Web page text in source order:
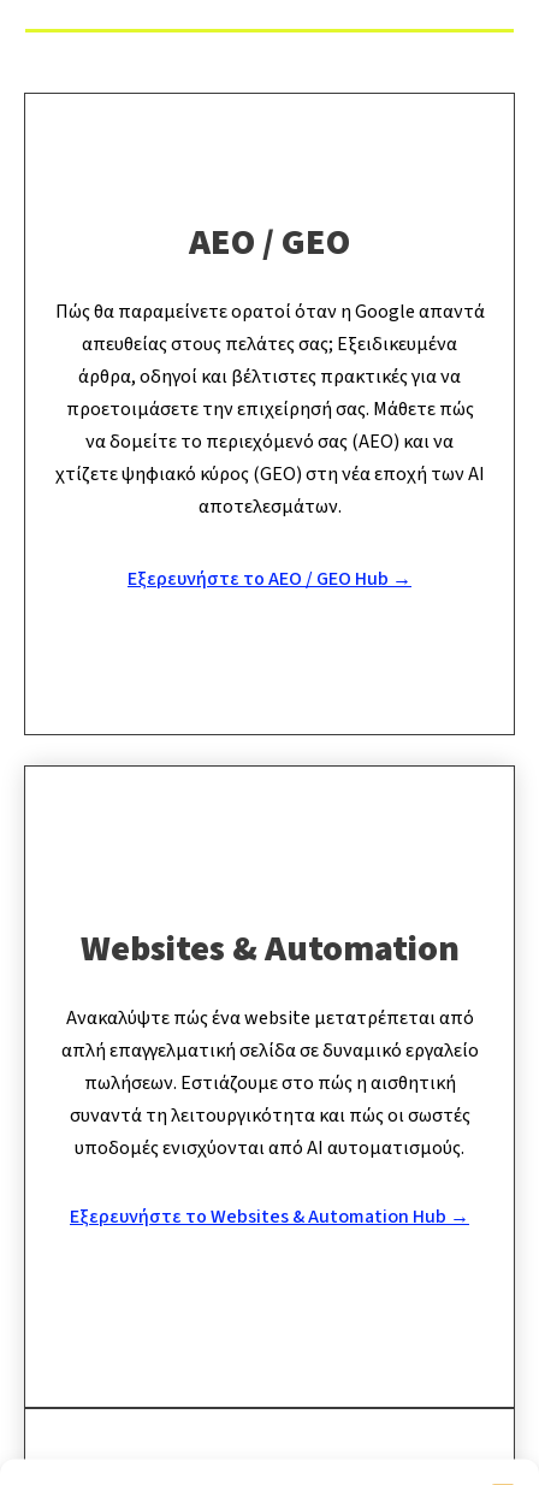
AEO / GEO
Πώς θα παραμείνετε ορατοί όταν η Google απαντά
απευθείας στους πελάτες σας; Εξειδικευμένα
άρθρα, οδηγοί και βέλτιστες πρακτικές για να
προετοιμάσετε την επιχείρησή σας. Μάθετε πώς
να δομείτε το περιεχόμενό σας (AEO) και να
χτίζετε ψηφιακό κύρος (GEO) στη νέα εποχή των AI
αποτελεσμάτων.
Εξερευνήστε το AEO / GEO Hub →
Websites & Automation
Ανακαλύψτε πώς ένα website μετατρέπεται από
απλή επαγγελματική σελίδα σε δυναμικό εργαλείο
πωλήσεων. Εστιάζουμε στο πώς η αισθητική
συναντά τη λειτουργικότητα και πώς οι σωστές
υποδομές ενισχύονται από AI αυτοματισμούς.
Εξερευνήστε το Websites & Automation Hub →